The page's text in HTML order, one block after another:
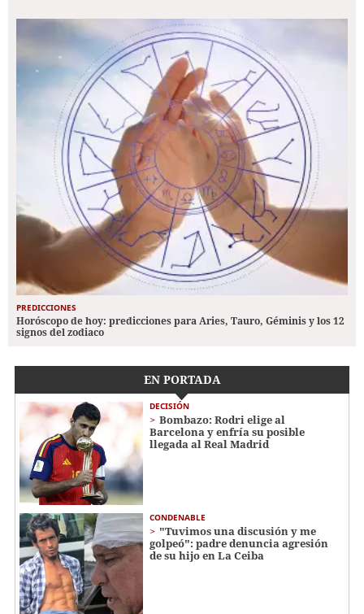
PREDICCIONES
Horóscopo de hoy: predicciones para Aries, Tauro, Géminis y los 12
signos del zodiaco
EN PORTADA
DECISIÓN
Bombazo: Rodri elige al
Barcelona y enfría su posible
llegada al Real Madrid
CONDENABLE
"Tuvimos una discusión y me
golpeó": padre denuncia agresión
de su hijo en La Ceiba